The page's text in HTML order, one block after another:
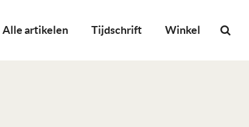
Alle artikelen Tijdschrift Winkel